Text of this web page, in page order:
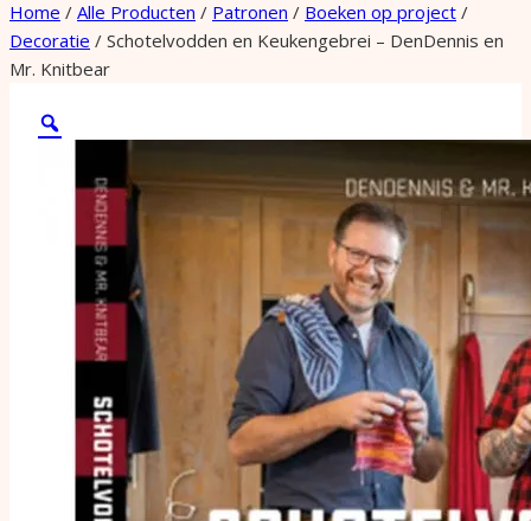
Home / Alle Producten / Patronen / Boeken op project /
Decoratie / Schotelvodden en Keukengebrei – DenDennis en
Mr. Knitbear